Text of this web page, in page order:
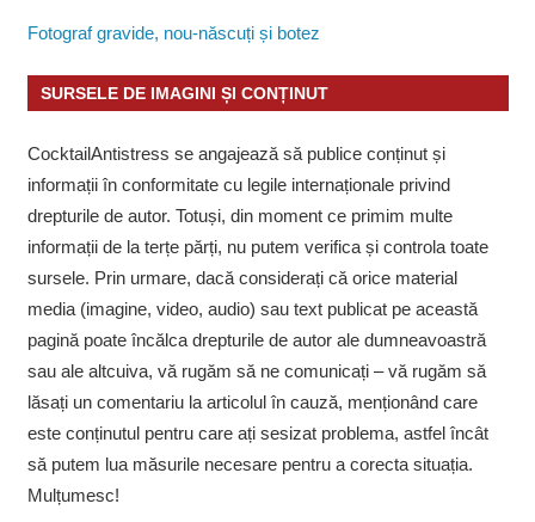
Fotograf gravide, nou-născuți și botez
SURSELE DE IMAGINI ȘI CONȚINUT
CocktailAntistress se angajează să publice conținut și
informații în conformitate cu legile internaționale privind
drepturile de autor. Totuși, din moment ce primim multe
informații de la terțe părți, nu putem verifica și controla toate
sursele. Prin urmare, dacă considerați că orice material
media (imagine, video, audio) sau text publicat pe această
pagină poate încălca drepturile de autor ale dumneavoastră
sau ale altcuiva, vă rugăm să ne comunicați – vă rugăm să
lăsați un comentariu la articolul în cauză, menționând care
este conținutul pentru care ați sesizat problema, astfel încât
să putem lua măsurile necesare pentru a corecta situația.
Mulțumesc!